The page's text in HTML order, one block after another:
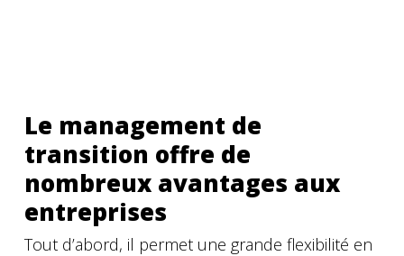
Le management de
transition offre de
nombreux avantages aux
entreprises
Tout d’abord, il permet une grande flexibilité en